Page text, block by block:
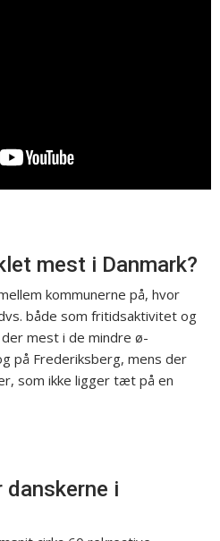
mest i Danmark?
kommunerne på, hvor
både som fritidsaktivitet og
mest i de mindre ø-
på Frederiksberg, mens der
som ikke ligger tæt på en
danskerne i